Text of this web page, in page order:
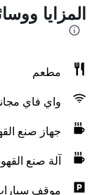
المزايا
مطعم
واي فاي
جهاز صنع
آلة صنع
موقف